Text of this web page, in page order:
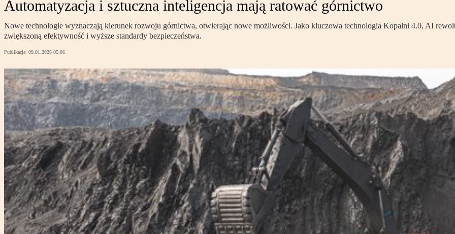
Automatyzacja i sztuczna inteligencja mają ratować górnictwo
Nowe technologie wyznaczają kierunek rozwoju górnictwa, otwierając nowe możliwości. Jako kluczowa technologia Kopalni 4.0, AI
zwiększoną efektywność i wyższe standardy bezpieczeństwa.
Publikacja: 09.01.2025 05:06